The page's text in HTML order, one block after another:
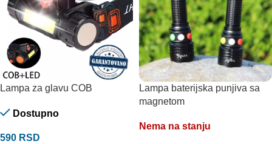
Lampa za glavu COB
Dostupno
590 RSD
Lampa baterijska punjiva sa
magnetom
Nema na stanju